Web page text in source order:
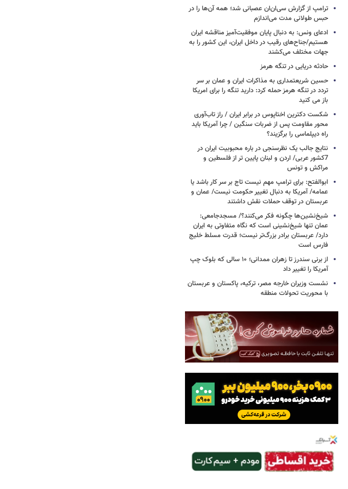
ترامپ از گزارش سی‌ان‌ان عصبانی شد؛ همه آن‌ها را در
حبس طولانی مدت می‌اندازم
ادعای ونس: به دنبال پایان موفقیت‌آمیز مناقشه ایران
هستیم/جناح‌های رقیب در داخل ایران، این کشور را به
جهات مختلف می‌کشند
حادثه دریایی در تنگه هرمز
حسین شریعتمداری به مذاکرات ایران و عمان بر سر
تردد در تنگه هرمز حمله کرد: دارید تنگه را برای امریکا
باز می کنید
شکست دکترین اختاپوس در برابر ایران / راز تاب‌آوری
محور مقاومت پس از ضربات سنگین / چرا آمریکا باید
راه دیپلماسی را برگزیند؟
نتایج جالب یک نظرسنجی در باره محبوبیت ایران در
7کشور عربی/ اردن و لبنان پایین تر از فلسطین و
مراکش و تونس
ابوالفتح: برای ترامپ مهم نیست تاج بر سر کار باشد یا
عمامه/ آمریکا به دنبال تغییر حکومت نیست/ عمان و
عربستان در توقف حملات نقش داشتند
شیخ‌نشین‌ها چگونه فکر می‌کنند؟/ مسجدجامعی:
عمان تنها شیخ‌نشینی است که نگاه متفاوتی به ایران
دارد/ عربستان برادر بزرگ‌تر نیست؛ قدرت مسلط خلیج
فارس است
از برنی سندرز تا زهران ممدانی؛ ۱۰ سالی که بلوک چپ
آمریکا را تغییر داد
نشست وزیران خارجه مصر، ترکیه، پاکستان و عربستان
با محوریت تحولات منطقه